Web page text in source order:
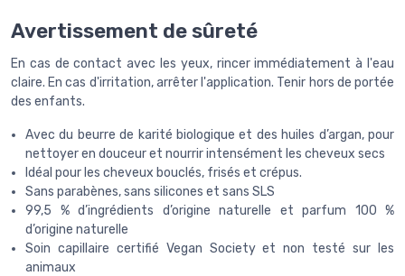
Avertissement de sûreté
En cas de contact avec les yeux, rincer immédiatement à l'eau
claire. En cas d'irritation, arrêter l'application. Tenir hors de portée
des enfants.
Avec du beurre de karité biologique et des huiles d’argan, pour
nettoyer en douceur et nourrir intensément les cheveux secs
Idéal pour les cheveux bouclés, frisés et crépus.
Sans parabènes, sans silicones et sans SLS
99,5 % d’ingrédients d’origine naturelle et parfum 100 %
d’origine naturelle
Soin capillaire certifié Vegan Society et non testé sur les
animaux